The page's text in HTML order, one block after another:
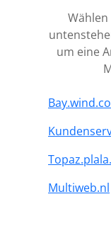
um eine
Multiweb.nl